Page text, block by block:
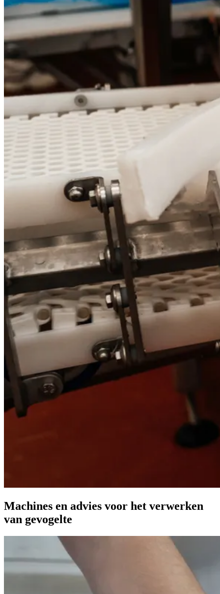
Machines en advies voor het verwerken
van gevogelte